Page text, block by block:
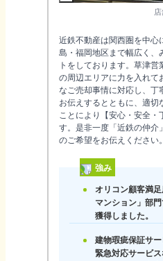
近鉄不動産は関西圏を中心
島・福岡地区まで幅広く、
トをしております。草津
の周辺エリアに力を入れて
なご売却事情に対応し、丁
お伝えするとともに、適切
ことにより【安心・安全・
す。是非一度「近鉄の仲介
のご希望をお伝えください
強み
オリコン顧客満
マンション」部
獲得しました。
建物瑕疵保証サ
緊急対応サービ